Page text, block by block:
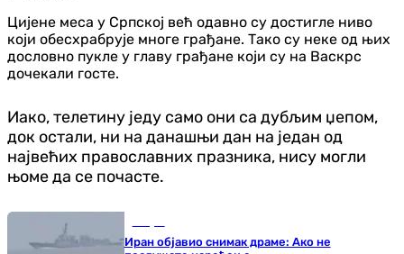
Цијене меса у Српској већ одавно су достигле ниво
који обесхрабрује многе грађане. Тако су неке од њих
дословно пукле у главу грађане који су на Васкрс
дочекали госте.
Иако, телетину једу само они са дубљим џепом,
док остали, ни на данашњи дан на један од
највећих православних празника, нису могли
њоме да се почасте.
Иран објавио снимак драме: Ако не